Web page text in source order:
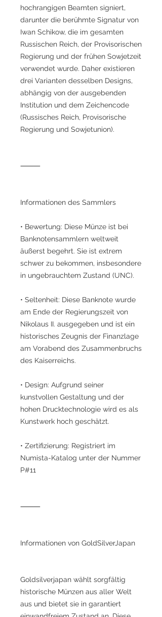
hochrangigen Beamten signiert,
darunter die berühmte Signatur von
Iwan Schikow, die im gesamten
Russischen Reich, der Provisorischen
Regierung und der frühen Sowjetzeit
verwendet wurde. Daher existieren
drei Varianten desselben Designs,
abhängig von der ausgebenden
Institution und dem Zeichencode
(Russisches Reich, Provisorische
Regierung und Sowjetunion).
⸻
Informationen des Sammlers
• Bewertung: Diese Münze ist bei
Banknotensammlern weltweit
äußerst begehrt. Sie ist extrem
schwer zu bekommen, insbesondere
in ungebrauchtem Zustand (UNC).
• Seltenheit: Diese Banknote wurde
am Ende der Regierungszeit von
Nikolaus II. ausgegeben und ist ein
historisches Zeugnis der Finanzlage
am Vorabend des Zusammenbruchs
des Kaiserreichs.
• Design: Aufgrund seiner
kunstvollen Gestaltung und der
hohen Drucktechnologie wird es als
Kunstwerk hoch geschätzt.
• Zertifizierung: Registriert im
Numista-Katalog unter der Nummer
P#11
⸻
Informationen von GoldSilverJapan
Goldsilverjapan wählt sorgfältig
historische Münzen aus aller Welt
aus und bietet sie in garantiert